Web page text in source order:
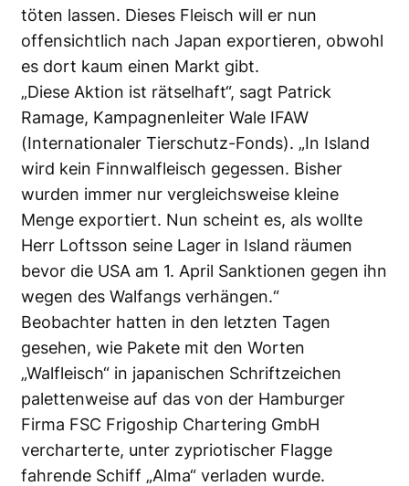
töten lassen. Dieses Fleisch will er nun
offensichtlich nach Japan exportieren, obwohl
es dort kaum einen Markt gibt.
„Diese Aktion ist rätselhaft“, sagt Patrick
Ramage, Kampagnenleiter Wale IFAW
(Internationaler Tierschutz-Fonds). „In Island
wird kein Finnwalfleisch gegessen. Bisher
wurden immer nur vergleichsweise kleine
Menge exportiert. Nun scheint es, als wollte
Herr Loftsson seine Lager in Island räumen
bevor die USA am 1. April Sanktionen gegen ihn
wegen des Walfangs verhängen.“
Beobachter hatten in den letzten Tagen
gesehen, wie Pakete mit den Worten
„Walfleisch“ in japanischen Schriftzeichen
palettenweise auf das von der Hamburger
Firma FSC Frigoship Chartering GmbH
vercharterte, unter zypriotischer Flagge
fahrende Schiff „Alma“ verladen wurde.